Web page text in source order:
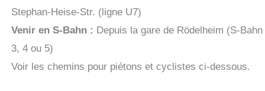
Stephan-Heise-Str. (ligne U7)
Venir en S-Bahn : Depuis la gare de Rödelheim (S-Bahn
3, 4 ou 5)
Voir les chemins pour piétons et cyclistes ci-dessous.